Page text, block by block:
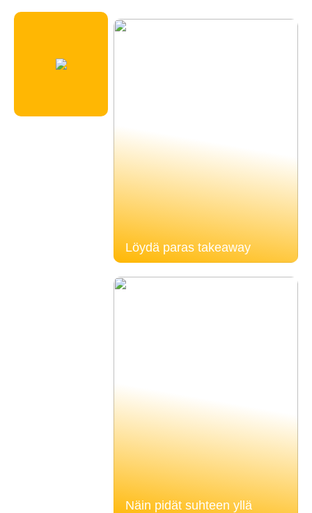
Löydä paras takeaway
Näin pidät suhteen yllä